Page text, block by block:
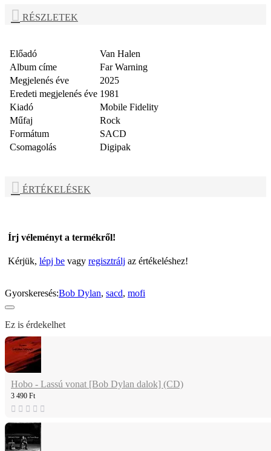
RÉSZLETEK
Előadó
Van Halen
Album címe
Far Warning
Megjelenés éve
2025
Eredeti megjelenés éve 1981
Kiadó
Mobile Fidelity
Műfaj
Rock
Formátum
SACD
Csomagolás
Digipak
ÉRTÉKELÉSEK
Írj véleményt a termékről!
Kérjük, lépj be vagy regisztrálj az értékeléshez!
Gyorskeresés:Bob Dylan, sacd, mofi
Ez is érdekelhet
Hobo - Lassú vonat [Bob Dylan dalok] (CD)
3 490 Ft